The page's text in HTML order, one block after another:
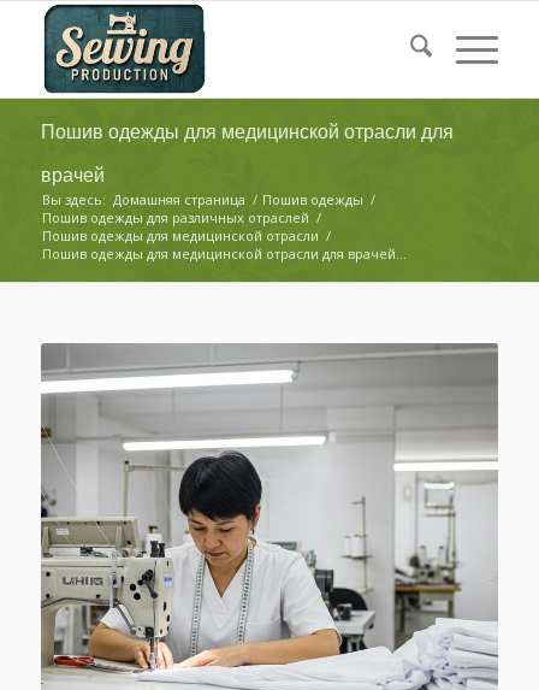
Пошив одежды для медицинской отрасли для
врачей
Вы здесь: Домашняя страница / Пошив одежды /
Пошив одежды для различных отраслей /
Пошив одежды для медицинской отрасли /
Пошив одежды для медицинской отрасли для врачей...